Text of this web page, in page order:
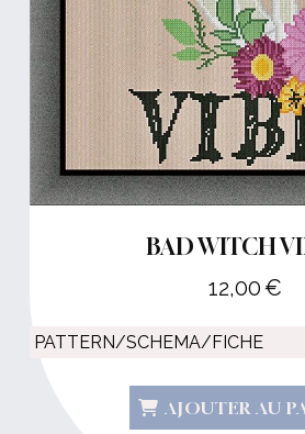
BAD WITCH
12,00€
AJOUTER AU